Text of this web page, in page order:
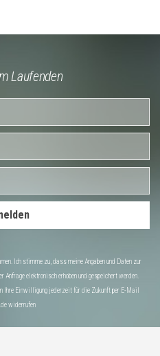
Laufenden
Ich stimme zu, dass meine Angaben und Daten zur
Anfrage elektronisch erhoben und gespeichert werden.
Ihre Einwilligung jederzeit für die Zukunft per E-Mail
widerrufen